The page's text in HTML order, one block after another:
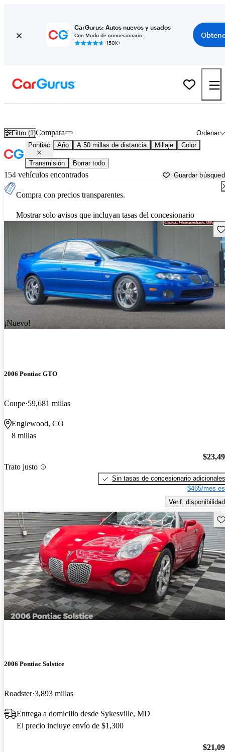
CarGurus: Autos nuevos y usados
Con Modo de concesionario
150K+
Filtro (1) Ordenar
Compara
Pontiac Año A 50 millas de distancia Millaje Color
Transmisión Borrar todo
154 vehículos encontrados Guardar
Compra con precios transparentes.
Mostrar solo avisos que incluyan tasas del concesionario
¡Nuevo!
2006 Pontiac GTO
Coupe 59,681 millas
Englewood, CO
8 millas
Trato justo
Sin tasas de concesionario adicionales
$465/mes
Verif. disponibilidad
2006 Pontiac Solstice
Roadster 3,893 millas
Entrega a domicilio desde Sykesville, MD
El precio incluye envío de $1,300